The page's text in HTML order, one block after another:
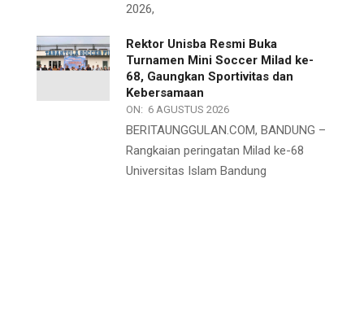
2026,
Rektor Unisba Resmi Buka
Turnamen Mini Soccer Milad ke-
68, Gaungkan Sportivitas dan
Kebersamaan
ON: 6 AGUSTUS 2026
BERITAUNGGULAN.COM, BANDUNG –
Rangkaian peringatan Milad ke-68
Universitas Islam Bandung